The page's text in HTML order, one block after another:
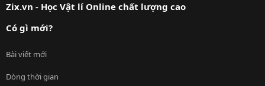
Zix.vn - Học Vật lí Online chất lượng cao
Có gì mới?
Bài viết mới
Dòng thời gian